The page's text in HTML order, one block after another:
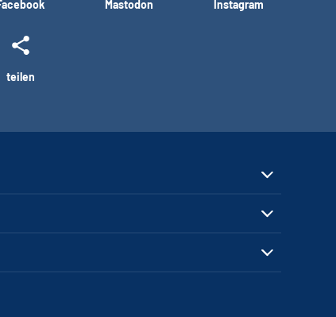
Mastodon Instagram
teilen